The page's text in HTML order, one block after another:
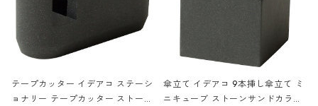
テープカッター イデアコ ステーシ
ョナリー テープカッター ストーン
傘立て イデアコ 9本挿し傘立て ミ
ニキューブ ストーンサンドカラー